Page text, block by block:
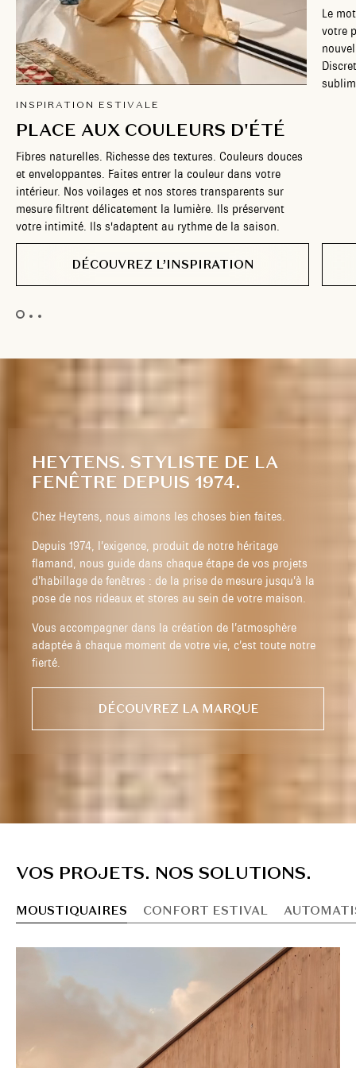
INSPIRATION ESTIVALE
PLACE AUX COULEURS D'ÉTÉ
Fibres naturelles. Richesse des textures. Couleurs douces
et enveloppantes. Faites entrer la couleur dans votre
intérieur. Nos voilages et nos stores transparents sur
mesure filtrent délicatement la lumière. Ils préservent
votre intimité. Ils s'adaptent au rythme de la saison.
DÉCOUVREZ L’INSPIRATION
Le
votre
HEYTENS. STYLISTE DE LA
FENÊTRE DEPUIS 1974.
Chez Heytens, nous aimons les choses bien faites.
Depuis 1974, l’exigence, produit de notre héritage
flamand, nous guide dans chaque étape de vos projets
d’habillage de fenêtres : de la prise de mesure jusqu’à la
pose de nos rideaux et stores au sein de votre maison.
Vous accompagner dans la création de l’atmosphère
adaptée à chaque moment de votre vie, c’est toute notre
fierté.
DÉCOUVREZ LA MARQUE
VOS PROJETS. NOS SOLUTIONS.
MOUSTIQUAIRES CONFORT ESTIVAL